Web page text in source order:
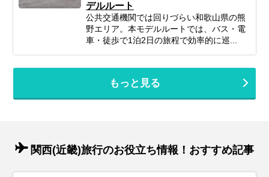
デルルート
公共交通機関では回りづらい和歌山県の熊
野エリア。本モデルルートでは、バス・電
車・徒歩で1泊2日の旅程で効率的に巡...
もっと見る
関西(近畿)旅行のお役立ち情報！おすすめ記事